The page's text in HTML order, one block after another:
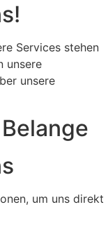
Services stehen
unsere
unsere
um uns direkt